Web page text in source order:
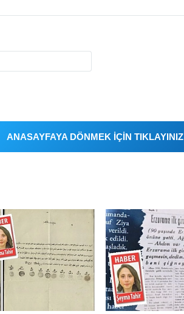
ANASAYFAYA DÖNMEK İÇİN TIKLAYINIZ